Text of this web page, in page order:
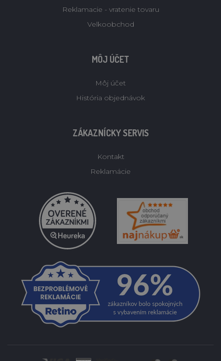
Reklamacie - vratenie tovaru
Velkoobchod
MÔJ ÚČET
Môj účet
História objednávok
ZÁKAZNÍCKY SERVIS
Kontakt
Reklamácie